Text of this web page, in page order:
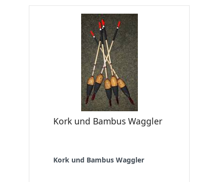
Kork und Bambus Waggler
Kork und Bambus Waggler